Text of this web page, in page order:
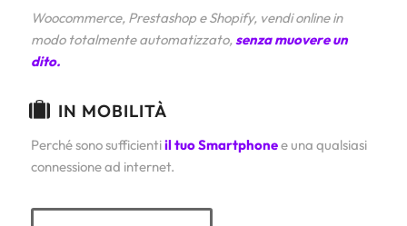
Woocommerce, Prestashop e Shopify, vendi online in
modo totalmente automatizzato, senza muovere un
dito.
IN MOBILITÀ
Perché sono sufficientiil tuo Smartphonee una qualsiasi
connessione ad internet.